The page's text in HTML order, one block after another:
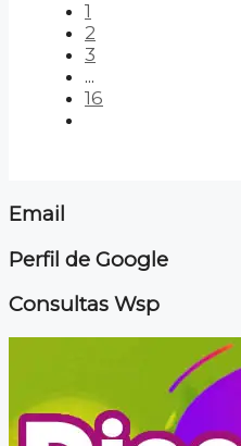
1
2
3
...
16
Email
Perfil de Google
Consultas Wsp